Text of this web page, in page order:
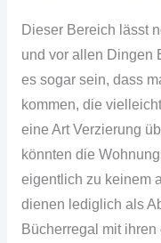
Dieser Bereich lässt
und vor allen Dingen
es sogar sein, dass
kommen, die
eine Art Verzierung
könnten die
eigentlich zu keinem
dienen lediglich als
Bücherregal mit